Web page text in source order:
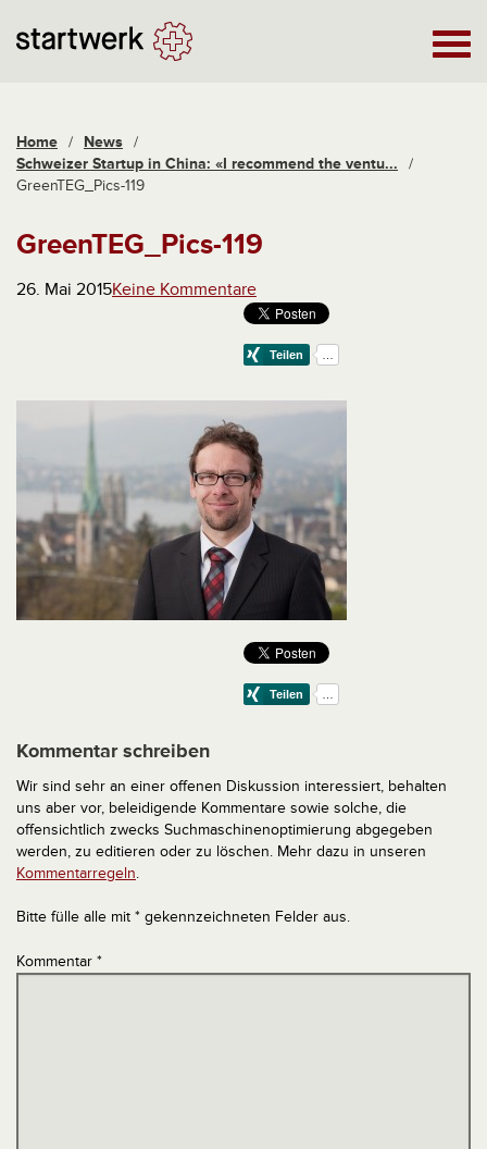
Home / News /
Schweizer Startup in China: «I recommend the ventu...
/
GreenTEG_Pics-119
GreenTEG_Pics-119
26. Mai 2015Keine Kommentare
Kommentar schreiben
Wir sind sehr an einer offenen Diskussion interessiert, behalten
uns aber vor, beleidigende Kommentare sowie solche, die
offensichtlich zwecks Suchmaschinenoptimierung abgegeben
werden, zu editieren oder zu löschen. Mehr dazu in unseren
Kommentarregeln.
Bitte fülle alle mit * gekennzeichneten Felder aus.
Kommentar *